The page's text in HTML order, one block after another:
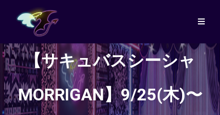
【サキュバスシーシャ
MORRIGAN】9/25(木)〜